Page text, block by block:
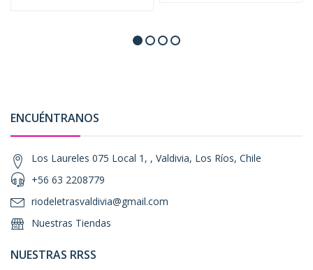
ENCUÉNTRANOS
Los Laureles 075 Local 1, , Valdivia, Los Ríos, Chile
+56 63 2208779
riodeletrasvaldivia@gmail.com
Nuestras Tiendas
NUESTRAS RRSS